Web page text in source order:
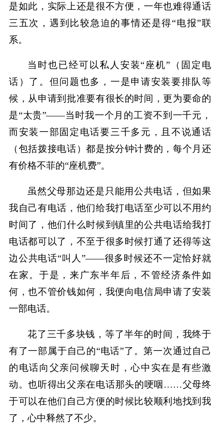
是如此，实际上还是很不方便，一年也难得通话
三五次，遇到比较急迫的事情还是得“电报”联
系。
当时也已经可以私人安装“座机”（固定电
话）了。但问题也多，一是申请安装要排队等
候，从申请到批准要有很长的时间，更为要命的
是“太贵”——当时我一个月的工资不到一千元，
而安装一部固定电话要三千多元，且不说通话
（包括拨接电话）都是按分钟计费的，每个月还
有价格不菲的“座机费”。
虽然父母那边还是只能用公共电话，但如果
我自己有电话，他们给我打电话至少可以不用约
时间了，他们什么时候到镇里的公共电话给我打
电话都可以了，不至于很多时候打通了还得等这
边公共电话“叫人”——很多时候还不一定恰好就
在家。于是，来广东半年后，不管经济条件如
何，也不管价钱如何，我便向电信局申请了安装
一部电话。
花了三千多块钱，等了半年的时间，我终于
有了一部属于自己的“电话”了。第一次通过自己
的电话向父亲问候聊天时，心中实在是有些激
动。也听得出父亲在电话那头的哽咽……父母终
于可以在他们自己方便的时候比较顺利地找到我
了，心中释然了不少。